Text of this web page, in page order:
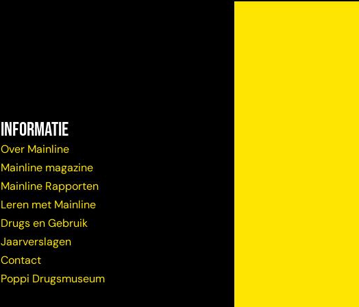
Informatie
Over Mainline
Mainline magazine
Mainline Rapporten
Leren met Mainline
Drugs en Gebruik
Jaarverslagen
Contact
Poppi Drugsmuseum